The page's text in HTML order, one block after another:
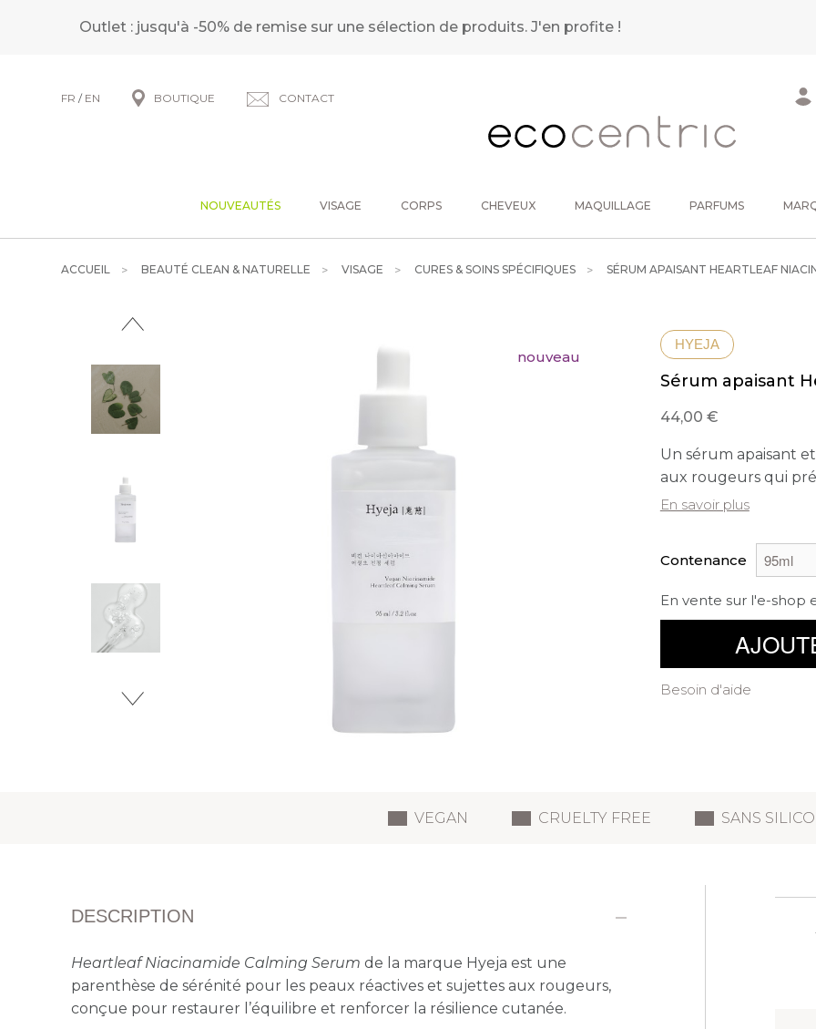
Outlet : jusqu'à -50% de remise sur une sélection de produits.J'en profite !
FR / EN BOUTIQUE CONTACT
NOUVEAUTÉS VISAGE CORPS CHEVEUX MAQUILLAGE PARFUMS
ACCUEIL BEAUTÉ CLEAN & NATURELLE VISAGE CURES & SOINS SPÉCIFIQUES SÉRUM APAISANT HEARTLEAF
nouveau
HYEJA
Sérum apaisant
44,00
Un sérum apaisant
aux rougeurs qui
En savoir plus
Contenance
En vente sur l'e-shop
Besoin d'aide
VEGAN CRUELTY FREE SANS
DESCRIPTION
Heartleaf Niacinamide Calming Serum de la marque Hyeja est une
parenthèse de sérénité pour les peaux réactives et sujettes aux rougeurs,
conçue pour restaurer l’équilibre et renforcer la résilience cutanée.